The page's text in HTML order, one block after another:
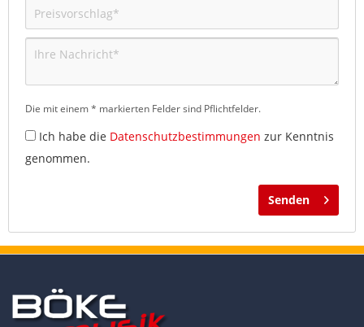
Die mit einem * markierten Felder sind Pflichtfelder.
Ich habe die Datenschutzbestimmungen zur Kenntnis
genommen.
Senden